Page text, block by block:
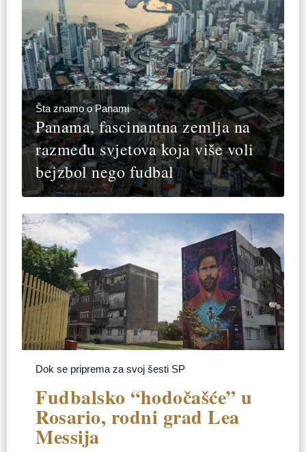
Šta znamo o Panami
Panama, fascinantna zemlja na
razmeđu svjetova koja više voli
bejzbol nego fudbal
Dok se priprema za svoj šesti SP
Fudbalsko “hodočašće” u
Rosario, rodni grad Lea
Messija